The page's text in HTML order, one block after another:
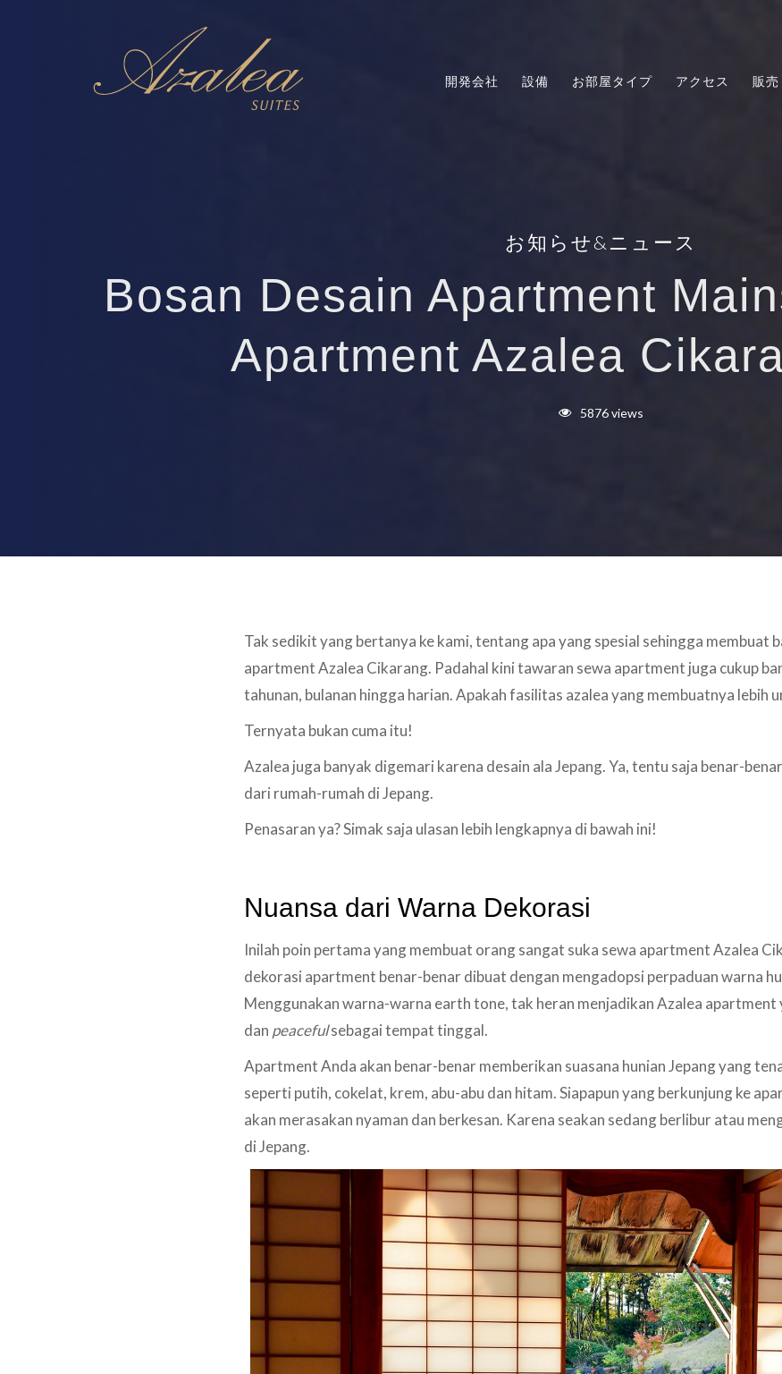
開発会社 設備 お部屋タイプ アクセス 販売
お知らせ&ニュース
Bosan Desain Apartment
Apartment Azalea
5876 views
Tak sedikit yang bertanya ke kami, tentang apa yang spesial sehingga membuat
apartment Azalea Cikarang. Padahal kini tawaran sewa apartment juga cukup
tahunan, bulanan hingga harian. Apakah fasilitas azalea yang membuatnya lebih
Ternyata bukan cuma itu!
Azalea juga banyak digemari karena desain ala Jepang. Ya, tentu saja benar-
dari rumah-rumah di Jepang.
Penasaran ya? Simak saja ulasan lebih lengkapnya di bawah ini!
Nuansa dari Warna Dekorasi
Inilah poin pertama yang membuat orang sangat suka sewa apartment Azalea
dekorasi apartment benar-benar dibuat dengan mengadopsi perpaduan warna
Menggunakan warna-warna earth tone, tak heran menjadikan Azalea apartment
dan peacefulsebagai tempat tinggal.
Apartment Anda akan benar-benar memberikan suasana hunian Jepang yang
seperti putih, cokelat, krem, abu-abu dan hitam. Siapapun yang berkunjung ke
akan merasakan nyaman dan berkesan. Karena seakan sedang berlibur atau
di Jepang.